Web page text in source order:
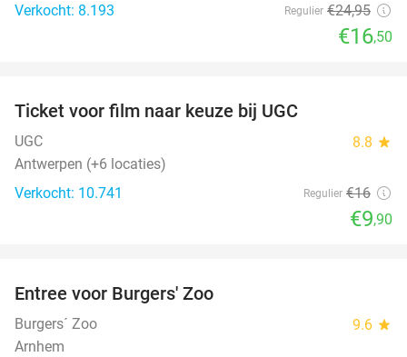
Verkocht: 8.193
Regulier €24,95
€16,50
Ticket voor film naar keuze bij UGC
UGC 8.8 star
Antwerpen (+6 locaties)
Verkocht: 10.741
Regulier €16
€9,90
Entree voor Burgers' Zoo
Burgers´ Zoo 9.6 star
Arnhem